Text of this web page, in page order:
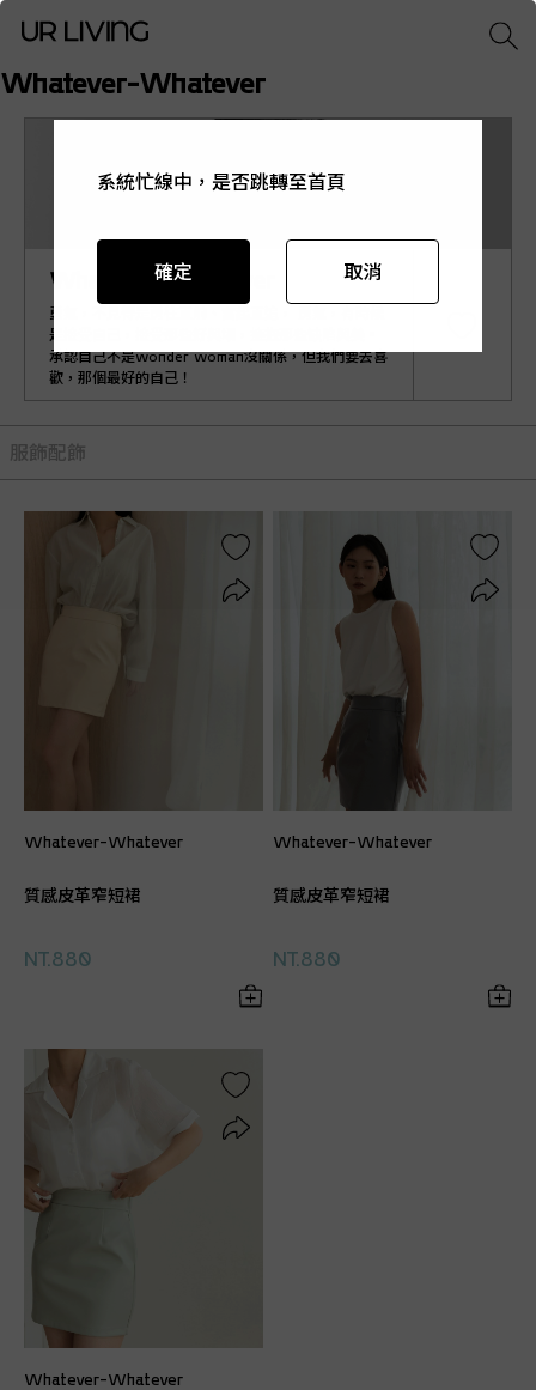
Whatever-Whatever
Whatever-Whatever
勇氣，不見得是勇往直前、奮起直追， 勇氣，有時候
是接受自己，接受那些好與壞，擁抱那些缺陷與美。
承認自己不是wonder woman沒關係，但我們要去喜
歡，那個最好的自己！
服飾配飾
Whatever-Whatever
質感皮革窄短裙
NT.880
Whatever-Whatever
質感皮革窄短裙
NT.880
Whatever-Whatever
系統忙線中，是否跳轉至首頁
確定 取消
系統忙線中，是否跳轉至首頁
確定 取消
系統忙線中，是否跳轉至首頁
確定 取消
系統忙線中，是否跳轉至首頁
確定 取消
系統忙線中，是否跳轉至首頁
確定 取消